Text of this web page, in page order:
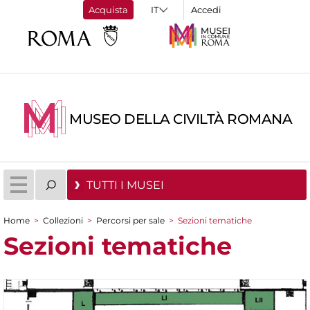
Acquista Accedi
MUSEO DELLA CIVILTÀ ROMANA
TUTTI I MUSEI
Tu sei qui
Home > Collezioni > Percorsi per sale > Sezioni tematiche
Sezioni tematiche